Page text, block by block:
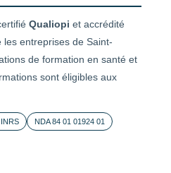
Qualiopi et accrédité
les entreprises de Saint-
de formation en santé et
sont éligibles aux
NDA 84 01 01924 01